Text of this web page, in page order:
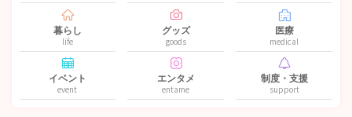
暮らし
life
グッズ
goods
医療
medical
イベント
event
エンタメ
entame
制度・支援
support